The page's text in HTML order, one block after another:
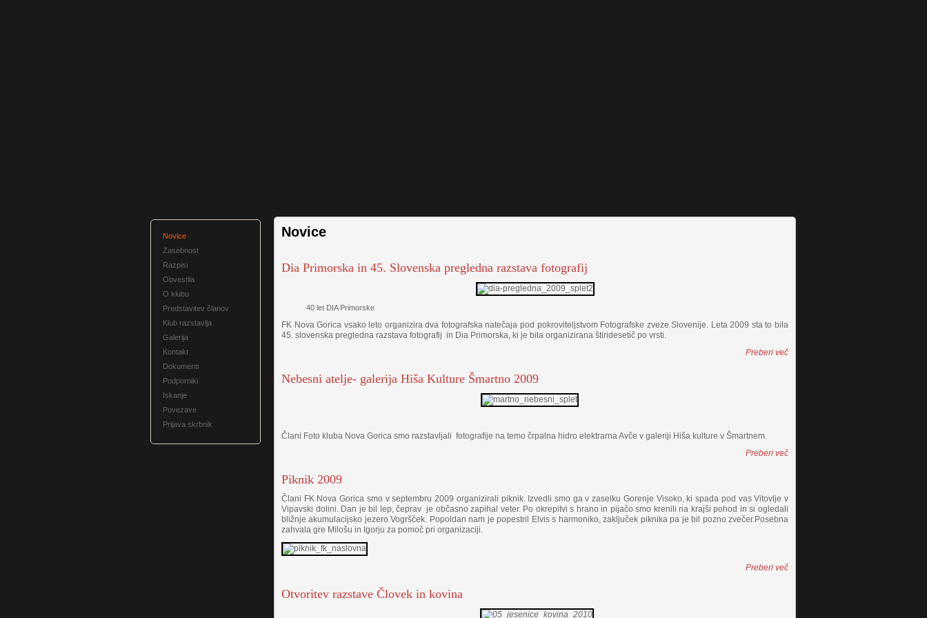
Novice
Zasebnost
Razpisi
Obvestila
O klubu
Predstavitev članov
Klub razstavlja
Galerija
Kontakt
Dokumenti
Podporniki
Iskanje
Povezave
Prijava skrbnik
Novice
Dia Primorska in 45. Slovenska pregledna razstava fotografij
40 let DIA Primorske
FK Nova Gorica vsako leto organizira dva fotografska natečaja pod pokroviteljstvom Fotografske zveze Slovenije. Leta 2009 sta to bila
45. slovenska pregledna razstava fotografij in Dia Primorska, ki je bila organizirana štiridesetič po vrsti.
Preberi več
Nebesni atelje- galerija Hiša Kulture Šmartno 2009
Člani Foto kluba Nova Gorica smo razstavljali fotografije na temo črpalna hidro elektrarna Avče v galeriji Hiša kulture v Šmartnem.
Preberi več
Piknik 2009
Člani FK Nova Gorica smo v septembru 2009 organizirali piknik. Izvedli smo ga v zaselku Gorenje Visoko, ki spada pod vas Vitovlje v
Vipavski dolini. Dan je bil lep, čeprav je občasno zapihal veter. Po okrepitvi s hrano in pijačo smo krenili na krajši pohod in si ogledali
bližnje akumulacijsko jezero Vogršček. Popoldan nam je popestril Elvis s harmoniko, zaključek piknika pa je bil pozno zvečer.Posebna
zahvala gre Milošu in Igorju za pomoč pri organizaciji.
Preberi več
Otvoritev razstave Človek in kovina